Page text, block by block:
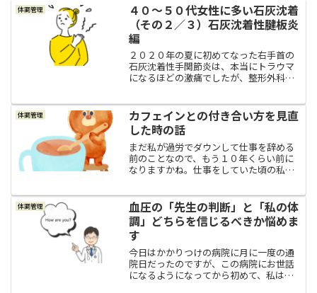
体調管理
４０～５０代女性に多い石灰沈着
（その２／３）石灰沈着性腱板炎
編
２０２０年の夏に初めてなった右手首の
石灰沈着性手関節炎は、本当にトラウマ
になるほどの激痛でしたが、整形外科で
思っていました。右肩の痛みところが、
石灰沈着性手関節炎から４...
体調管理
カフェインとの付き合い方を見直
した時の話
まだ私が過労でダウンして仕事を辞める
前のことなので、もう１０年くらい前に
なりますかね。仕事をしていた頃の私
朝食を作り、朝食を食べ、夫婦２人ぶん
のお弁当を作り、先に夫を会...
体調管理
血圧の「先生の判断」と「私の体
調」どちらを信じるべきか悩めま
す
今日はかかりつけの病院に月に一度の通
院日だったのですが、この病院にお世話
になるようになってから初めて、私はち